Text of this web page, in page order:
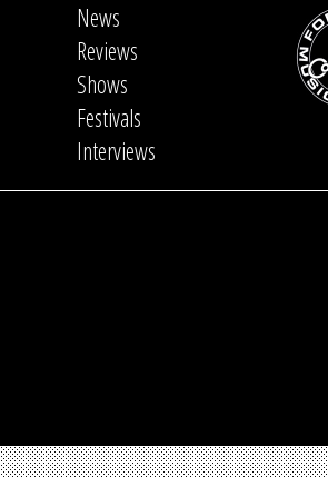
News
Reviews
Shows
Festivals
Interviews